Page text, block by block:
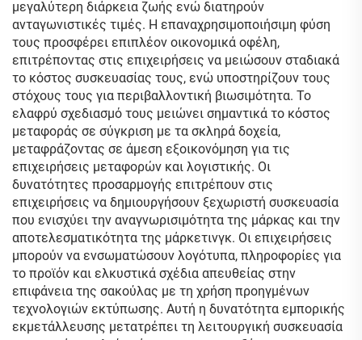
μεγαλύτερη διάρκεια ζωής ενώ διατηρούν
ανταγωνιστικές τιμές. Η επαναχρησιμοποιήσιμη φύση
τους προσφέρει επιπλέον οικονομικά οφέλη,
επιτρέποντας στις επιχειρήσεις να μειώσουν σταδιακά
το κόστος συσκευασίας τους, ενώ υποστηρίζουν τους
στόχους τους για περιβαλλοντική βιωσιμότητα. Το
ελαφρύ σχεδιασμό τους μειώνει σημαντικά το κόστος
μεταφοράς σε σύγκριση με τα σκληρά δοχεία,
μεταφράζοντας σε άμεση εξοικονόμηση για τις
επιχειρήσεις μεταφορών και λογιστικής. Οι
δυνατότητες προσαρμογής επιτρέπουν στις
επιχειρήσεις να δημιουργήσουν ξεχωριστή συσκευασία
που ενισχύει την αναγνωρισιμότητα της μάρκας και την
αποτελεσματικότητα της μάρκετινγκ. Οι επιχειρήσεις
μπορούν να ενσωματώσουν λογότυπα, πληροφορίες για
το προϊόν και ελκυστικά σχέδια απευθείας στην
επιφάνεια της σακούλας με τη χρήση προηγμένων
τεχνολογιών εκτύπωσης. Αυτή η δυνατότητα εμπορικής
εκμετάλλευσης μετατρέπει τη λειτουργική συσκευασία